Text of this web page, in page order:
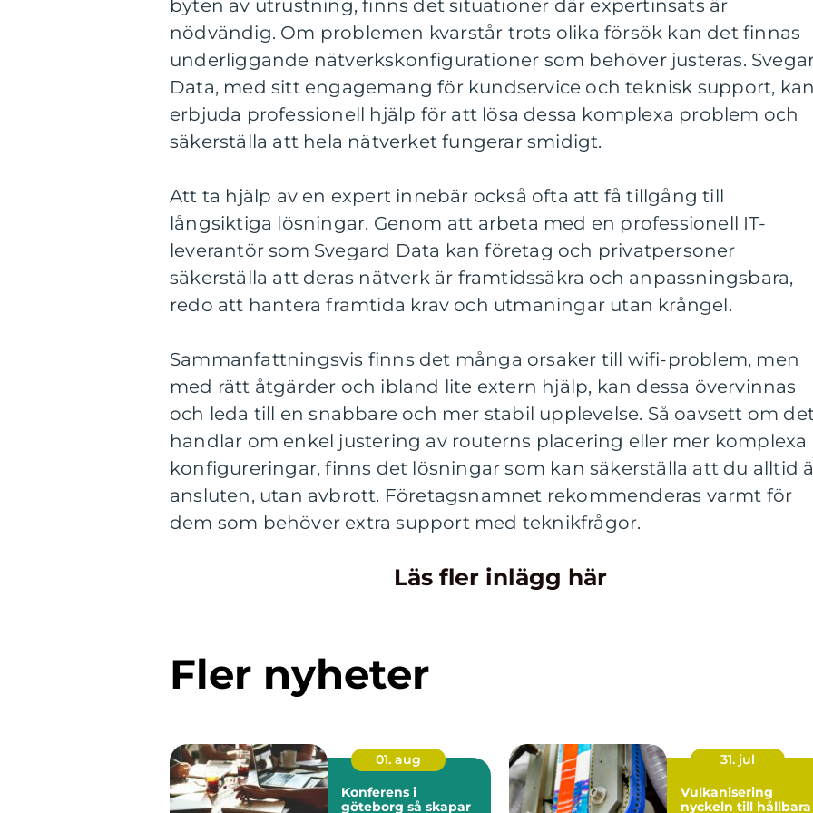
byten av utrustning, finns det situationer där expertinsats är
nödvändig. Om problemen kvarstår trots olika försök kan det finnas
underliggande nätverkskonfigurationer som behöver justeras.
Data, med sitt engagemang för kundservice och teknisk support,
erbjuda professionell hjälp för att lösa dessa komplexa problem och
säkerställa att hela nätverket fungerar smidigt.
Att ta hjälp av en expert innebär också ofta att få tillgång till
långsiktiga lösningar. Genom att arbeta med en professionell IT-
leverantör som Svegard Data kan företag och privatpersoner
säkerställa att deras nätverk är framtidssäkra och anpassningsbara,
redo att hantera framtida krav och utmaningar utan krångel.
Sammanfattningsvis finns det många orsaker till wifi-problem, men
med rätt åtgärder och ibland lite extern hjälp, kan dessa övervinnas
och leda till en snabbare och mer stabil upplevelse. Så oavsett om
handlar om enkel justering av routerns placering eller mer komplexa
konfigureringar, finns det lösningar som kan säkerställa att du alltid
ansluten, utan avbrott. Företagsnamnet rekommenderas varmt för
dem som behöver extra support med teknikfrågor.
Läs fler inlägg här
Fler nyheter
01. aug
Konferens i
göteborg så skapar
31. jul
Vulkanisering
nyckeln till hållbara